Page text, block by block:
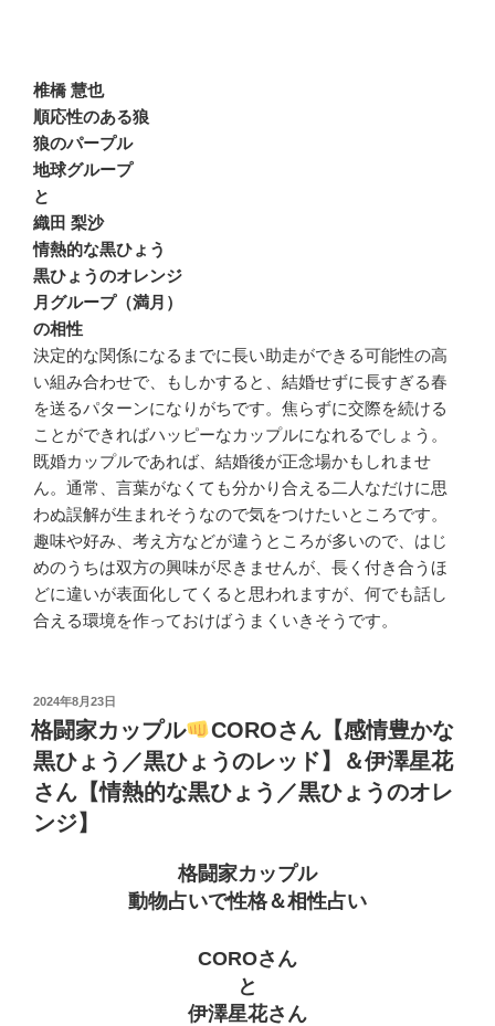
椎橋 慧也
順応性のある狼
狼のパープル
地球グループ
と
織田 梨沙
情熱的な黒ひょう
黒ひょうのオレンジ
月グループ（満月）
の相性
決定的な関係になるまでに長い助走ができる可能性の高
い組み合わせで、もしかすると、結婚せずに長すぎる春
を送るパターンになりがちです。焦らずに交際を続ける
ことができればハッピーなカップルになれるでしょう。
既婚カップルであれば、結婚後が正念場かもしれませ
ん。通常、言葉がなくても分かり合える二人なだけに思
わぬ誤解が生まれそうなので気をつけたいところです。
趣味や好み、考え方などが違うところが多いので、はじ
めのうちは双方の興味が尽きませんが、長く付き合うほ
どに違いが表面化してくると思われますが、何でも話し
合える環境を作っておけばうまくいきそうです。
投
稿
日:
2024年8月23日
格闘家カップル
COROさん【感情豊かな
黒ひょう／黒ひょうのレッド】＆伊澤星花
さん【情熱的な黒ひょう／黒ひょうのオレ
ンジ】
格闘家カップル
動物占いで性格＆相性占い
COROさん
と
伊澤星花さん